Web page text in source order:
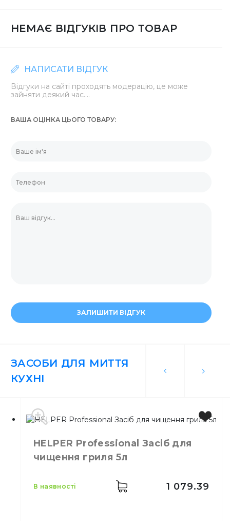
НЕМАЄ ВІДГУКІВ ПРО ТОВАР
НАПИСАТИ ВІДГУК
Відгуки на сайті проходять модерацію, це може
зайняти деякий час....
ВАША ОЦІНКА ЦЬОГО ТОВАРУ
ЗАЛИШИТИ ВІДГУК
ЗАСОБИ ДЛЯ МИТТЯ
КУХНІ
HELPER Professional Засіб для
чищення гриля 5л
в наявності 1 079.39